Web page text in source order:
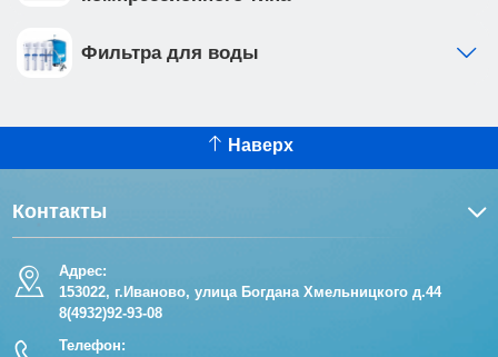
Фильтра для воды
Наверх
Контакты
Адрес:
153022, г.Иваново, улица Богдана Хмельницкого д.44
8(4932)92-93-08
Телефон: